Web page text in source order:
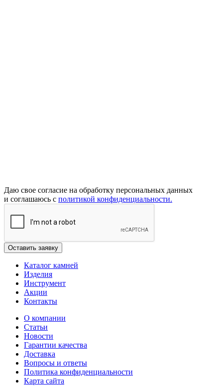
Даю свое согласие на обработку персональных данных
и соглашаюсь с политикой конфиденциальности.
Каталог камней
Изделия
Инструмент
Акции
Контакты
О компании
Статьи
Новости
Гарантии качества
Доставка
Вопросы и ответы
Политика конфиденциальности
Карта сайта